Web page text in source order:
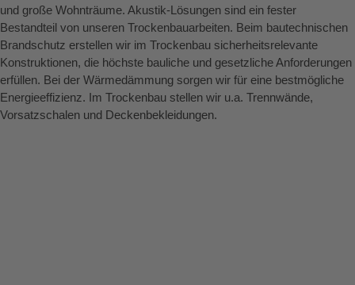
und große Wohnträume. Akustik-Lösungen sind ein fester
Bestandteil von unseren Trockenbauarbeiten. Beim bautechnischen
Brandschutz erstellen wir im Trockenbau sicherheitsrelevante
Konstruktionen, die höchste bauliche und gesetzliche Anforderungen
erfüllen. Bei der Wärmedämmung sorgen wir für eine bestmögliche
Energieeffizienz. Im Trockenbau stellen wir u.a. Trennwände,
Vorsatzschalen und Deckenbekleidungen.